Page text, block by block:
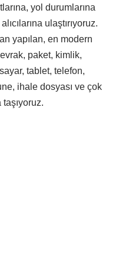
yol durumlarına
ulaştırıyoruz.
yapılan, en modern
paket, kimlik,
tablet, telefon,
ihale dosyası ve çok